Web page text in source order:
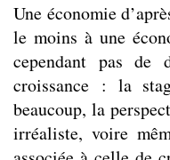
Une économie
le moins à une
cependant pas de
croissance : la
beaucoup, la
irréaliste, voire